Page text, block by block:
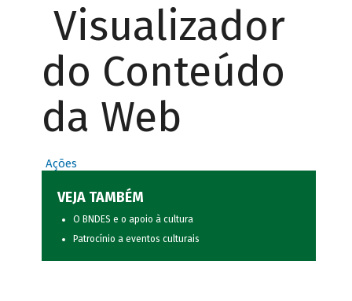
Visualizador
do Conteúdo
da Web
Ações
VEJA TAMBÉM
O BNDES e o apoio à cultura
Patrocínio a eventos culturais